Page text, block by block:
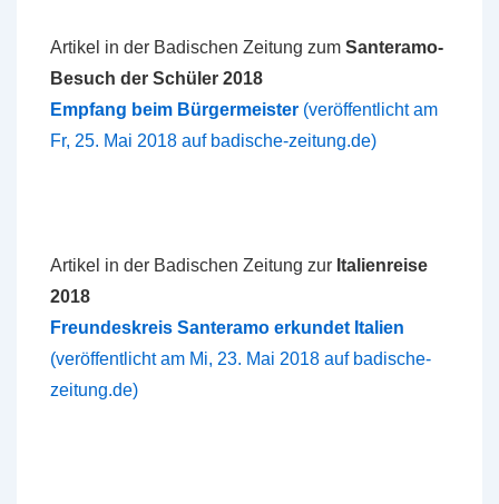
Artikel in der Badischen Zeitung zum Santeramo-
Besuch der Schüler 2018
Empfang beim Bürgermeister (veröffentlicht am
Fr, 25. Mai 2018 auf badische-zeitung.de)
Artikel in der Badischen Zeitung zur Italienreise
2018
Freundeskreis Santeramo erkundet Italien
(veröffentlicht am Mi, 23. Mai 2018 auf badische-
zeitung.de)